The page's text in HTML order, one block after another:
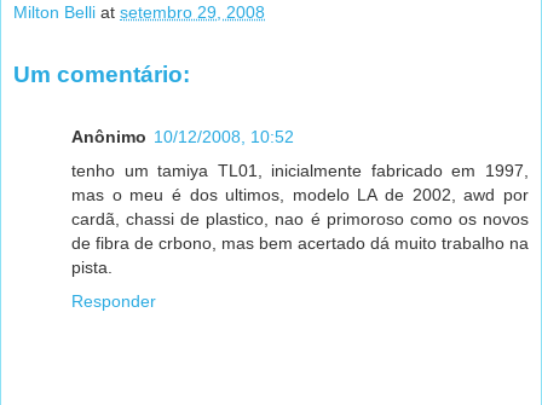
Milton Belli at setembro 29, 2008
Um comentário:
Anônimo 10/12/2008, 10:52
tenho um tamiya TL01, inicialmente fabricado em 1997,
mas o meu é dos ultimos, modelo LA de 2002, awd por
cardã, chassi de plastico, nao é primoroso como os novos
de fibra de crbono, mas bem acertado dá muito trabalho na
pista.
Responder